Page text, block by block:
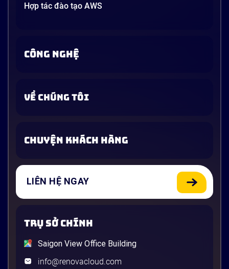
Hợp tác đào tạo AWS
CÔNG NGHỆ
VỀ CHÚNG TÔI
CHUYỆN KHÁCH HÀNG
LIÊN HỆ NGAY
TRỤ SỞ CHÍNH
Saigon View Office Building
info@renovacloud.com